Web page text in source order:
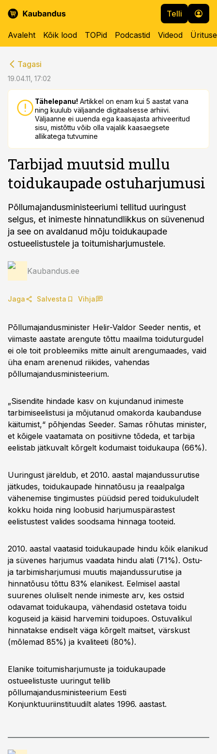
Telli
Avaleht Kõik lood TOPid Podcastid Videod
Tagasi
19.04.11, 17:02
Tähelepanu! Artikkel on enam kui 5 aastat vana
ning kuulub väljaande digitaalsesse arhiivi.
Väljaanne ei uuenda ega kaasajasta arhiveeritud
sisu, mistõttu võib olla vajalik kaasaegsete
allikatega tutvumine
Tarbijad muutsid mullu
toidukaupade ostuharjumusi
Põllumajandusministeeriumi tellitud uuringust
selgus, et inimeste hinnatundlikkus on süvenenud
ja see on avaldanud mõju toidukaupade
ostueelistustele ja toitumisharjumustele.
Kaubandus.ee
Jaga Salvesta Vihja
Põllumajandusminister Helir-Valdor Seeder nentis, et
viimaste aastate arengute tõttu maailma toiduturgudel
ei ole toit probleemiks mitte ainult arengumaades, vaid
üha enam arenenud riikides, vahendas
põllumajandusministeerium.
„Sisendite hindade kasv on kujundanud inimeste
tarbimiseelistusi ja mõjutanud omakorda kaubanduse
käitumist,“ põhjendas Seeder. Samas rõhutas minister,
et kõigele vaatamata on positiivne tõdeda, et tarbija
eelistab jätkuvalt kõrgelt kodumaist toidukaupa (66%).
Uuringust järeldub, et 2010. aastal majandussurutise
jätkudes, toidukaupade hinnatõusu ja reaalpalga
vähenemise tingimustes püüdsid pered toidukuludelt
kokku hoida ning loobusid harjumuspärastest
eelistustest valides soodsama hinnaga tooteid.
2010. aastal vaatasid toidukaupade hindu kõik elanikud
ja süvenes harjumus vaadata hindu alati (71%). Ostu-
ja tarbimisharjumusi muutis majandussurutise ja
hinnatõusu tõttu 83% elanikest. Eelmisel aastal
suurenes oluliselt nende inimeste arv, kes ostsid
odavamat toidukaupa, vähendasid ostetava toidu
koguseid ja käisid harvemini toidupoes. Ostuvalikul
hinnatakse endiselt väga kõrgelt maitset, värskust
(mõlemad 85%) ja kvaliteeti (80%).
Elanike toitumisharjumuste ja toidukaupade
ostueelistuste uuringut tellib
põllumajandusministeerium Eesti
Konjunktuuriinstituudilt alates 1996. aastast.